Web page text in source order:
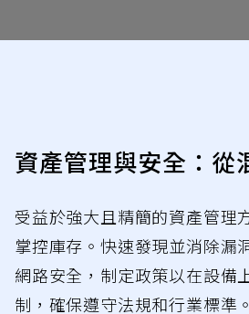
資產管理與安全：從
受益於強大且精簡的資產管理
掌控庫存。快速發現並消除漏
網路安全，制定政策以在設備
制，確保遵守法規和行業標準